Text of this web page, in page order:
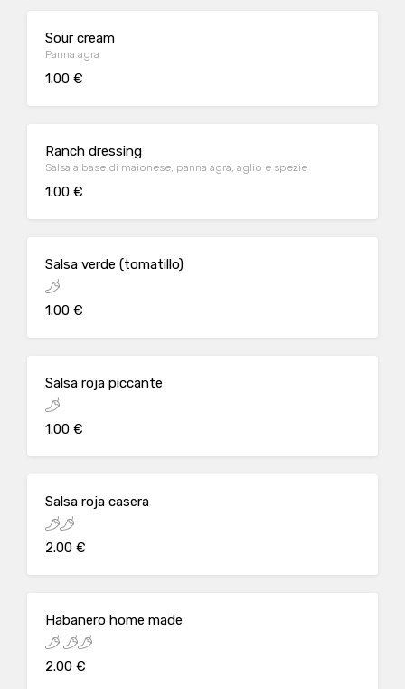
Sour cream
Panna agra
1.00 €
Ranch dressing
Salsa a base di maionese, panna agra, aglio e spezie
1.00 €
Salsa verde (tomatillo)
1.00 €
Salsa roja piccante
1.00 €
Salsa roja casera
2.00 €
Habanero home made
2.00 €